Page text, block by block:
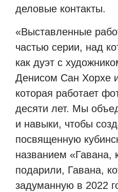
деловые контакты.
«Выставленные
частью серии, над
как дуэт с
Денисом Сан Хорхе
которая работает
десяти лет. Мы
и навыки, чтобы
посвященную
названием «Гавана,
подарили, Гавана,
задуманную в 2022